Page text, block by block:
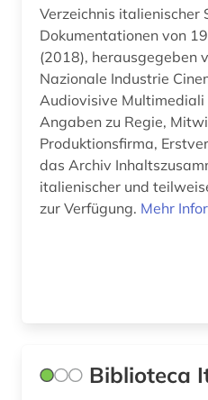
satirezeitschrift (1)
somalia (1)
sprachatlas (1)
sprachgeografie (1)
unternehmen (1)
Verzeichnis italienischer
Dokumentationen von
(2018), herausgegeben von der
Nazionale Industrie
Audiovisive Multimediali
Angaben zu Regie,
Produktionsfirma,
das Archiv
italienischer und
zur Verfügung. Mehr
Biblioteca